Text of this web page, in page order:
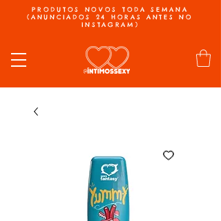
PRODUTOS NOVOS TODA SEMANA
(ANUNCIADOS 24 HORAS ANTES NO
INSTAGRAM)